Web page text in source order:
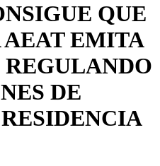
QUE
EMITA
DE